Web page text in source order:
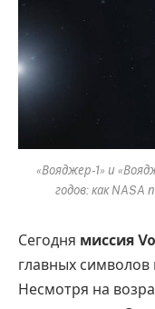
«Вояджер-1» и
годов: как
Сегодня миссия
главных символов
Несмотря на